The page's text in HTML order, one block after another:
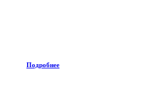
Подробнее